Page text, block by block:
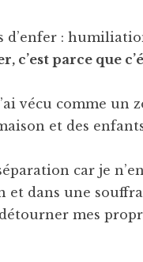
d’enfer :
c’est parce que
vécu comme un
et des
car je
et dans une
mes